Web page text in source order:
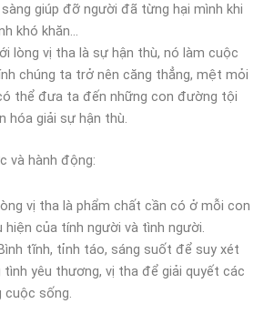
giúp đỡ người đã từng hại mình khi
khó khăn…
lòng vị tha là sự hận thù, nó làm cuộc
chúng ta trở nên căng thẳng, mệt mỏi
thể đưa ta đến những con đường tội
hóa giải sự hận thù.
và hành động:
vị tha là phẩm chất cần có ở mỗi con
hiện của tính người và tình người.
tĩnh, tỉnh táo, sáng suốt để suy xét
tình yêu thương, vị tha để giải quyết các
cuộc sống.